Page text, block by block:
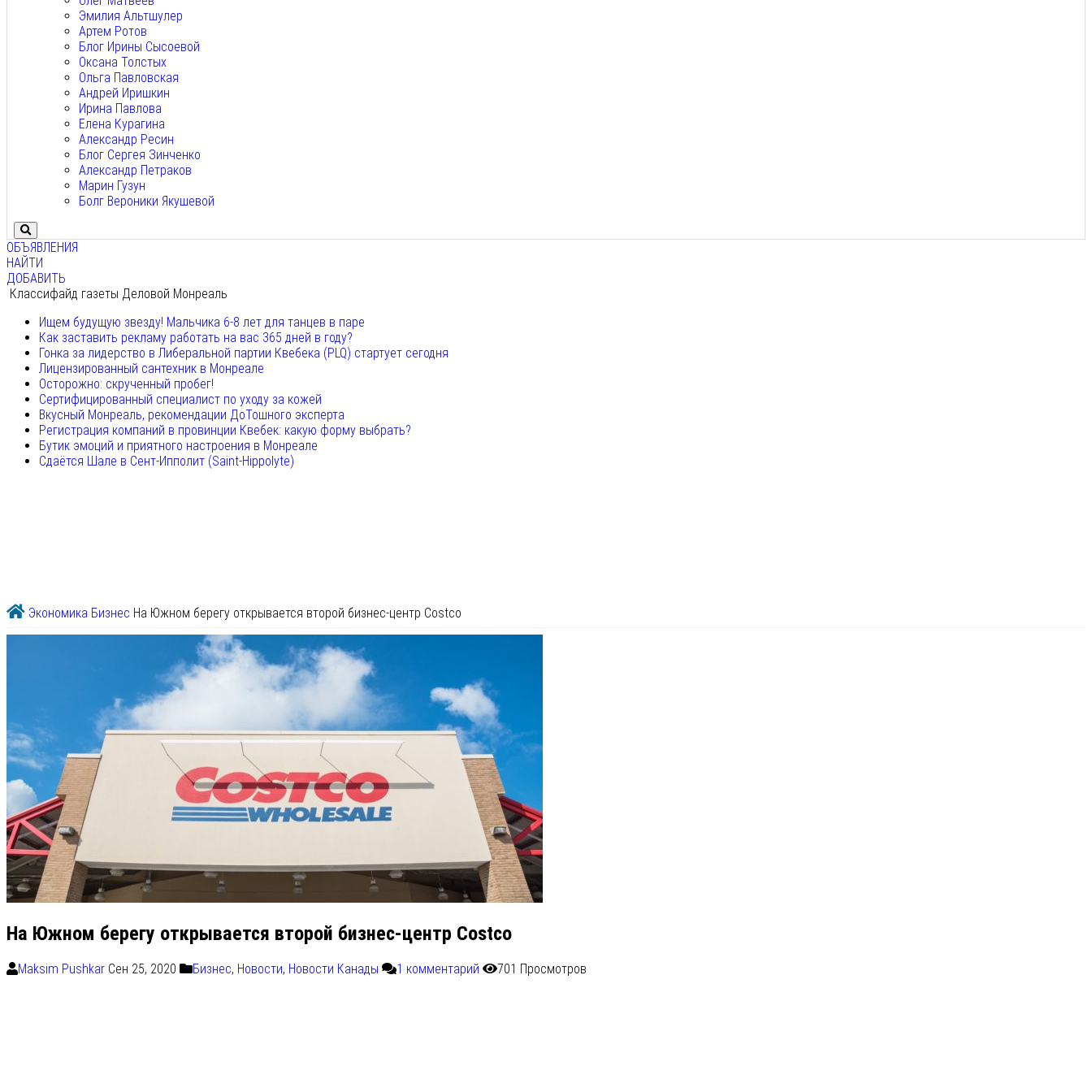
Эмилия Альтшулер
Артем Ротов
Блог Ирины Сысоевой
Оксана Толстых
Ольга Павловская
Андрей Иришкин
Ирина Павлова
Елена Курагина
Александр Ресин
Блог Сергея Зинченко
Александр Петраков
Марин Гузун
Болг Вероники Якушевой
ОБЪЯВЛЕНИЯ
НАЙТИ
ДОБАВИТЬ
Классифайд газеты Деловой Монреаль
Ищем будущую звезду! Мальчика 6-8 лет для танцев в паре
Как заставить рекламу работать на вас 365 дней в году?
Гонка за лидерство в Либеральной партии Квебека (PLQ) стартует сегодня
Лицензированный сантехник в Монреале
Осторожно: скрученный пробег!
Сертифицированный специалист по уходу за кожей
Вкусный Монреаль, рекомендации ДоТошного эксперта
Регистрация компаний в провинции Квебек: какую форму выбрать?
Бутик эмоций и приятного настроения в Монреале
Сдаётся Шале в Сент-Ипполит (Saint-Hippolyte)
Экономика Бизнес На Южном берегу открывается второй бизнес-центр Costco
На Южном берегу открывается второй бизнес-центр Costco
Maksim Pushkar Сен 25, 2020 Бизнес, Новости, Новости Канады 1 комментарий 701 Просмотров